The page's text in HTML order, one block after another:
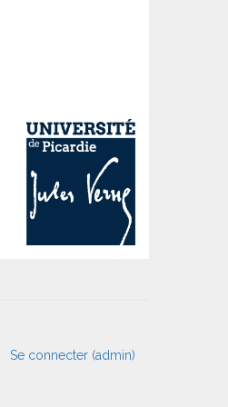
Se connecter (admin)